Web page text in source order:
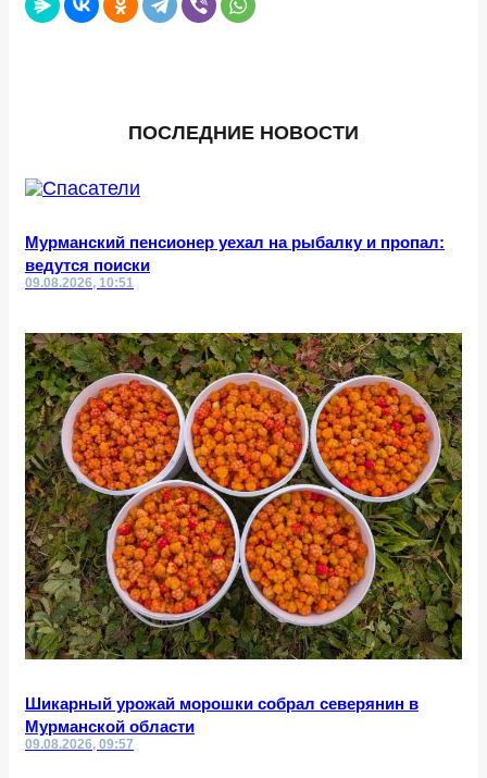
ПОСЛЕДНИЕ НОВОСТИ
Мурманский пенсионер уехал на рыбалку и пропал:
ведутся поиски
09.08.2026, 10:51
Шикарный урожай морошки собрал северянин в
Мурманской области
09.08.2026, 09:57